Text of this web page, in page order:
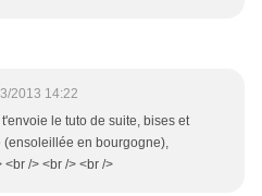
2013 14:22
le tuto de suite, bises et
(ensoleillée en bourgogne),
/> <br /> <br />